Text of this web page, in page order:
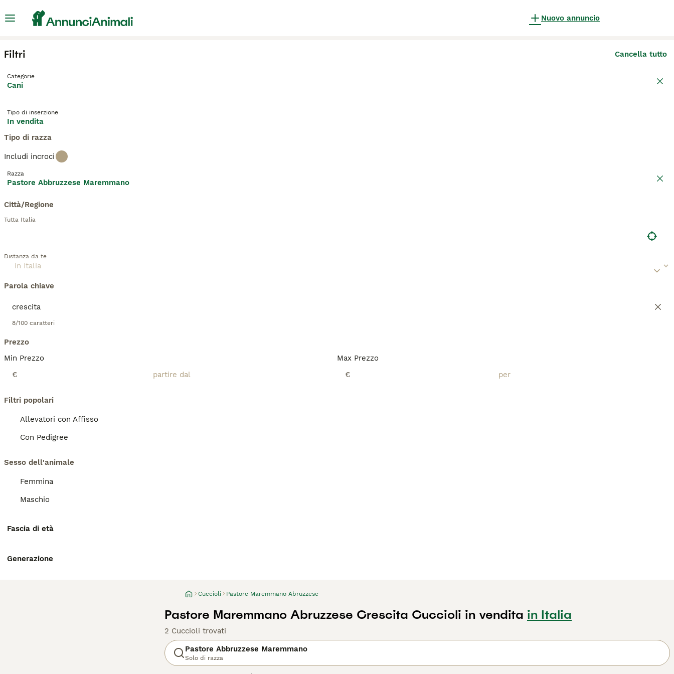
Nuovo annuncio
Filtri Cancella tutto
Categorie
Cani
Tipo di inserzione
In vendita
Tipo di razza
Includi incroci
Razza
Pastore Abbruzzese Maremmano
Città/Regione
Tutta Italia
Distanza da te
Parola chiave
8/100 caratteri
Prezzo
Min Prezzo
€
Max Prezzo
€
Filtri popolari
Allevatori con Affisso
Con Pedigree
Sesso dell'animale
Femmina
Maschio
Fascia di età
Generazione
Cuccioli Pastore Maremmano Abruzzese
Pastore Maremmano Abruzzese Crescita Cuccioli in vendita in Italia
2 Cuccioli trovati
Pastore Abbruzzese Maremmano
Solo di razza